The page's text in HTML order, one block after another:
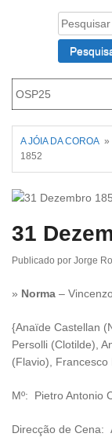
Fev 22,
Roriz
Pesquisar
por:
A JÓIA DA COROA »
1852
31
Publicado por Jorge
» Norma –
{Anaïde Castellan
Persolli (Clotilde),
(Flavio), Francesco
Mº: Pietro Antonio
Direcção de Cena: